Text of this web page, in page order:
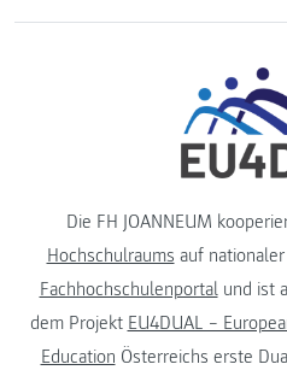
Die FH JOANNEUM
Hochschulraums auf
Fachhochschulenportalund ist
dem Projekt EU4DUAL –
Education Österreichs erste